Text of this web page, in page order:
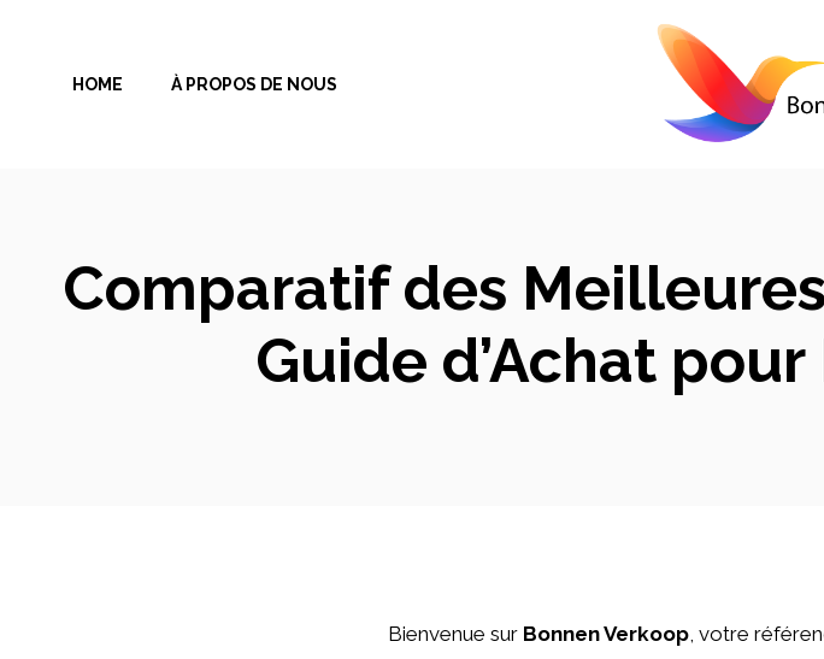
contenuHOME À PROPOS DE NOUS
Comparatif des
Guide d’Achat
Bienvenue sur Bonnen Verkoop, votre